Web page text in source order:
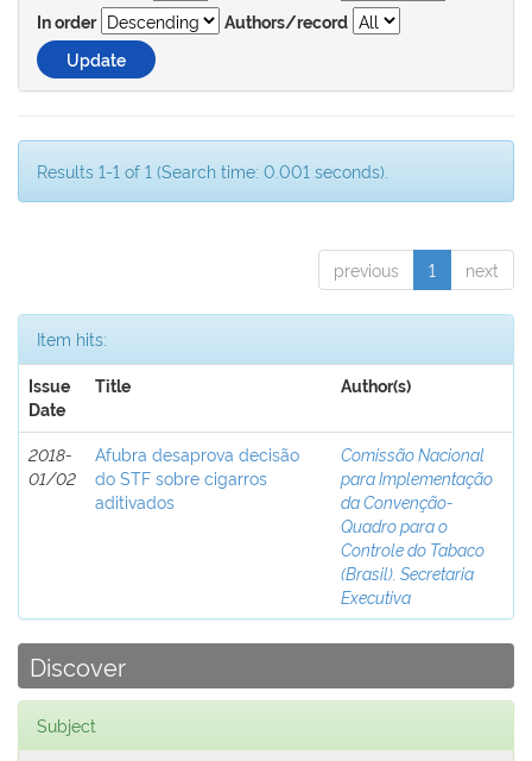
In order
Authors/record
Results 1-1 of 1 (Search time: 0.001 seconds).
previous 1 next
Item hits:
Issue
Date
Title Author(s)
2018-
01/02
Afubra desaprova decisão
do STF sobre cigarros
aditivados
Comissão Nacional
para Implementação
da Convenção-
Quadro para o
Controle do Tabaco
(Brasil). Secretaria
Executiva
Discover
Subject